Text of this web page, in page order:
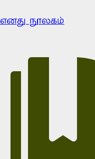
எனது நூலகம்